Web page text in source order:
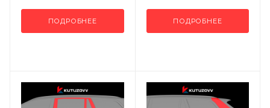
ПОДРОБНЕЕ ПОДРОБНЕЕ